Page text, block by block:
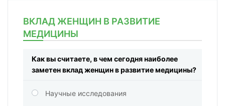
ВКЛАД ЖЕНЩИН В РАЗВИТИЕ
МЕДИЦИНЫ
Как вы считаете, в чем сегодня наиболее
заметен вклад женщин в развитие медицины?
Научные исследования